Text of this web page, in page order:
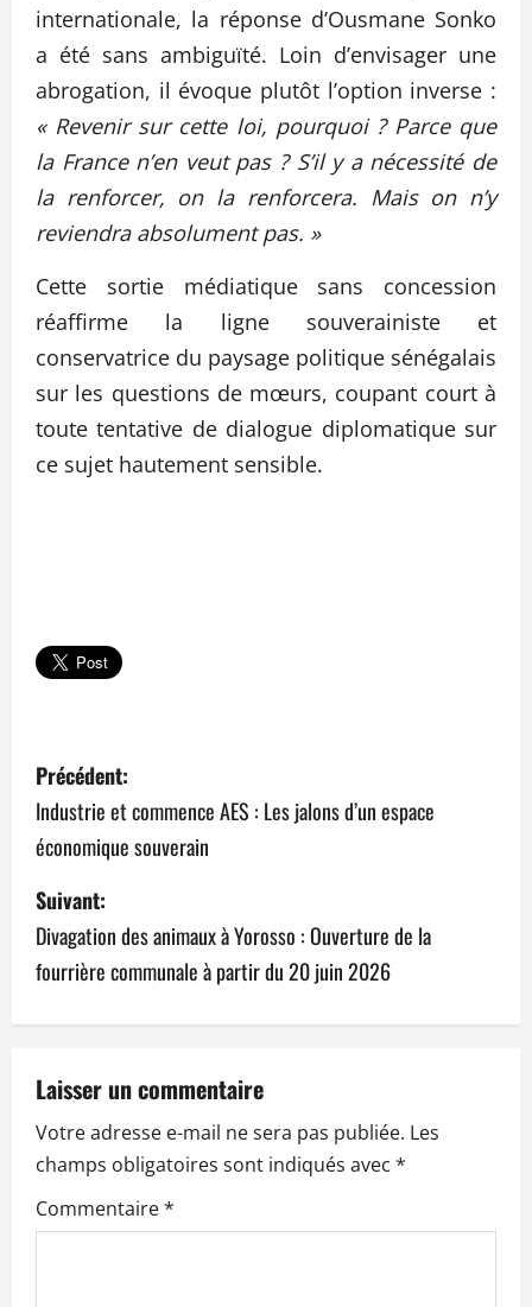
internationale, la réponse d’Ousmane Sonko
a été sans ambiguïté. Loin d’envisager une
abrogation, il évoque plutôt l’option inverse :
« Revenir sur cette loi, pourquoi ? Parce que
la France n’en veut pas ? S’il y a nécessité de
la renforcer, on la renforcera. Mais on n’y
reviendra absolument pas. »
Cette sortie médiatique sans concession
réaffirme la ligne souverainiste et
conservatrice du paysage politique sénégalais
sur les questions de mœurs, coupant court à
toute tentative de dialogue diplomatique sur
ce sujet hautement sensible.
N
a
v
i
g
a
i
o
n
Précédent:
Industrie et commence AES : Les jalons d’un espace
économique souverain
Suivant:
Divagation des animaux à Yorosso : Ouverture de la
fourrière communale à partir du 20 juin 2026
Laisser un commentaire
Votre adresse e-mail ne sera pas publiée. Les
champs obligatoires sont indiqués avec *
Commentaire*